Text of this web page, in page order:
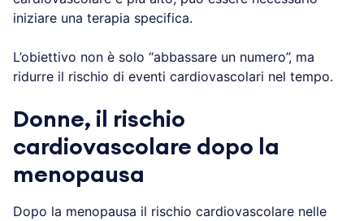
iniziare una terapia specifica.
L’obiettivo non è solo “abbassare un numero”, ma
ridurre il rischio di eventi cardiovascolari nel tempo.
Donne, il rischio
cardiovascolare dopo la
menopausa
Dopo la menopausa il rischio cardiovascolare nelle